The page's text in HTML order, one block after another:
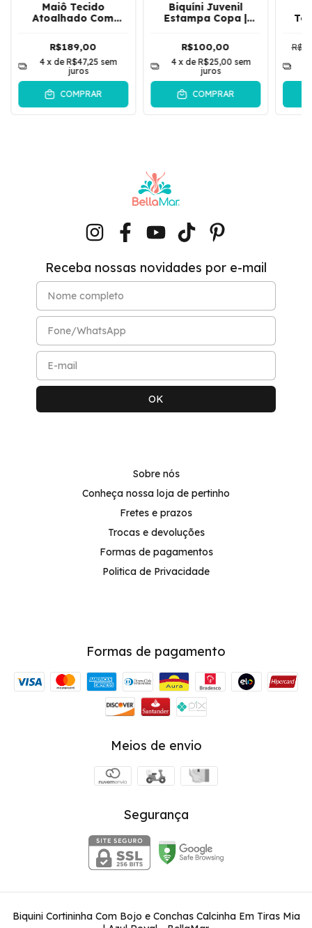
Maiô Tecido
Atoalhado Com
Verde
R$189,00
4 x deR$47,25 sem
juros
COMPRAR
Biquíni Juvenil
Estampa Copa |
R$100,00
4 x deR$25,00 sem
juros
COMPRAR
Receba nossas novidades por e-mail
Sobre nós
Conheça nossa loja de pertinho
Fretes e prazos
Trocas e devoluções
Formas de pagamentos
Politica de Privacidade
Formas de pagamento
Meios de envio
Segurança
Biquini Cortininha Com Bojo e Conchas Calcinha Em Tiras Mia